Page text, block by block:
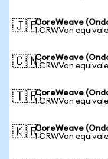
🇯🇵CoreWeave
1 CRWVon
🇨🇳CoreWeave
1 CRWVon
🇹🇷CoreWeave
1 CRWVon
🇰🇷CoreWeave
1 CRWVon